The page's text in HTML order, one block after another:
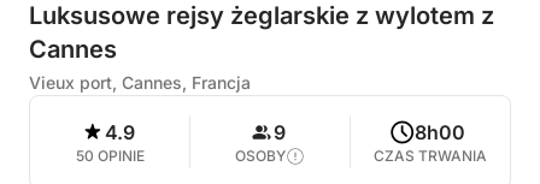
Luksusowe rejsy żeglarskie z wylotem z
Cannes
Vieux port, Cannes, Francja
4.9
50 OPINIE
9
OSOBY
8h00
CZAS TRWANIA